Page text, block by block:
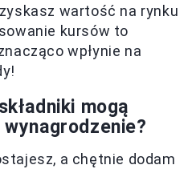
wartość na rynku
kursów to
wpłynie na
mogą
a chętnie dodam